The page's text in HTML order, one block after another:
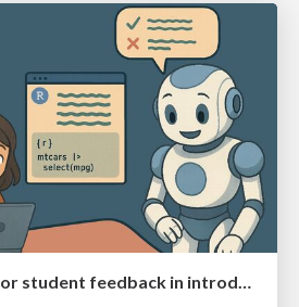
Leveraging LLMs for student feedback in introductory data science courses - posit::conf(2025)